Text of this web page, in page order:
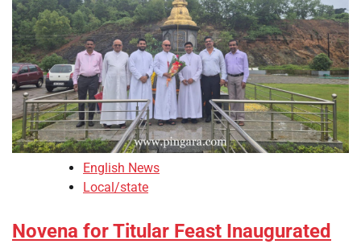
English News
Local/state
Novena for Titular Feast Inaugurated